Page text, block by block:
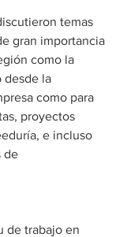
temas
gran importancia
como la
desde la
como para
proyectos
e incluso
de
de trabajo en